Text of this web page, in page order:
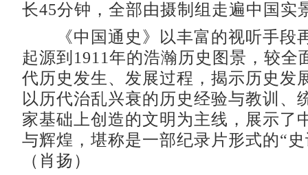
长45分钟，全部由摄制组走遍中国实
《中国通史》以丰富的视听手段
起源到1911年的浩瀚历史图景，较全
代历史发生、发展过程，揭示历史发
以历代治乱兴衰的历史经验与教训、
家基础上创造的文明为主线，展示了
与辉煌，堪称是一部纪录片形式的“
（肖扬）